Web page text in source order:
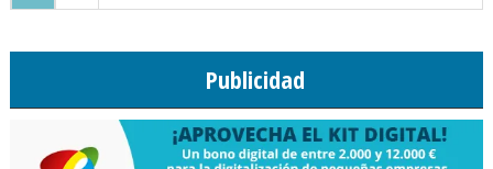
Publicidad